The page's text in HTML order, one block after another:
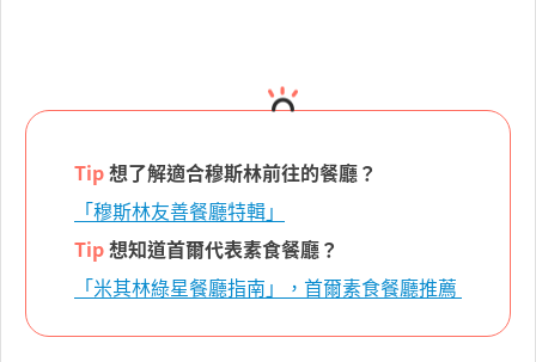
Tip想了解適合穆斯林前往的餐廳？
「穆斯林友善餐廳特輯」
Tip想知道首爾代表素食餐廳？
「米其林綠星餐廳指南」，首爾素食餐廳推薦